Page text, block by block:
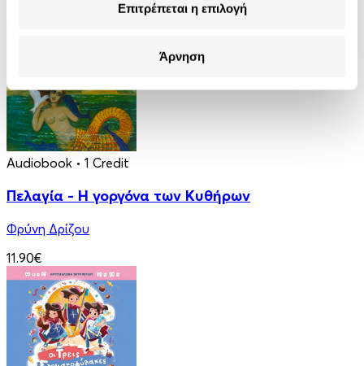
Επιτρέπεται η επιλογή
Άρνηση
Audiobook • 1 Credit
Πελαγία - Η γοργόνα των Κυθήρων
Φρύνη Δρίζου
11.90€